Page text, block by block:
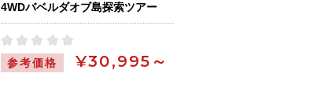
4WDバベルダオブ島探索ツアー
参考価格 ¥30,995～